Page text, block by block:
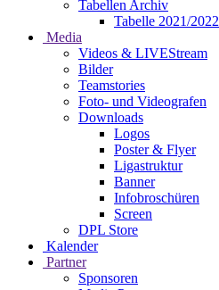
Tabellen Archiv
Tabelle 2021/2022
Media
Videos & LIVEStream
Bilder
Teamstories
Foto- und Videografen
Downloads
Logos
Poster & Flyer
Ligastruktur
Banner
Infobroschüren
Screen
DPL Store
Kalender
Partner
Sponsoren